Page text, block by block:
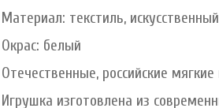
Материал: текстиль,
Окрас: белый
Отечественные, российские
Игрушка изготовлена из